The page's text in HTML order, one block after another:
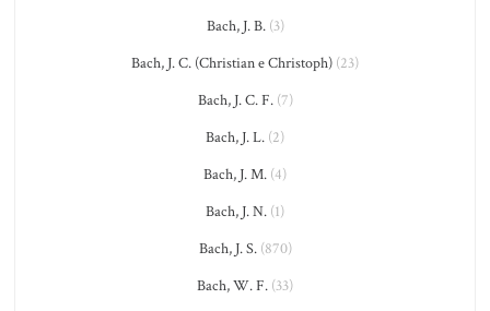
Bach, J. B.(3)
Bach, J. C. (Christian e Christoph) (23)
Bach, J. C. F.(7)
Bach, J. L. (2)
Bach, J. M. (4)
Bach, J. N. (1)
Bach, J. S.(870)
Bach, W. F. (33)